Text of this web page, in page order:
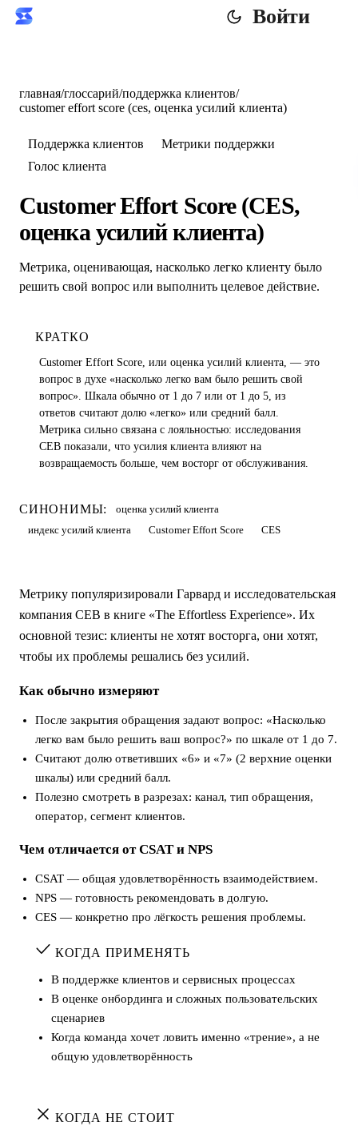
Войти
главная/глоссарий/поддержка клиентов/
customer effort score (ces, оценка усилий клиента)
Поддержка клиентов
Метрики поддержки
Голос клиента
Customer Effort Score (CES,
оценка усилий клиента)
Метрика, оценивающая, насколько легко клиенту было
решить свой вопрос или выполнить целевое действие.
КРАТКО
Customer Effort Score, или оценка усилий клиента, — это
вопрос в духе «насколько легко вам было решить свой
вопрос». Шкала обычно от 1 до 7 или от 1 до 5, из
ответов считают долю «легко» или средний балл.
Метрика сильно связана с лояльностью: исследования
CEB показали, что усилия клиента влияют на
возвращаемость больше, чем восторг от обслуживания.
СИНОНИМЫ:
оценка усилий клиента
индекс усилий клиента
Customer Effort Score CES
Метрику популяризировали Гарвард и исследовательская
компания CEB в книге «The Effortless Experience». Их
основной тезис: клиенты не хотят восторга, они хотят,
чтобы их проблемы решались без усилий.
Как обычно измеряют
После закрытия обращения задают вопрос: «Насколько
легко вам было решить ваш вопрос?» по шкале от 1 до 7.
Считают долю ответивших «6» и «7» (2 верхние оценки
шкалы) или средний балл.
Полезно смотреть в разрезах: канал, тип обращения,
оператор, сегмент клиентов.
Чем отличается от CSAT и NPS
CSAT — общая удовлетворённость взаимодействием.
NPS — готовность рекомендовать в долгую.
CES — конкретно про лёгкость решения проблемы.
КОГДА ПРИМЕНЯТЬ
В поддержке клиентов и сервисных процессах
В оценке онбординга и сложных пользовательских
сценариев
Когда команда хочет ловить именно «трение», а не
общую удовлетворённость
КОГДА НЕ СТОИТ